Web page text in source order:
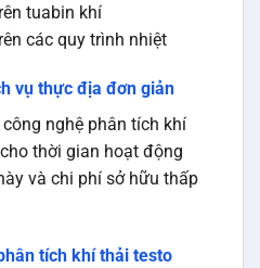
tuabin khí
các quy trình nhiệt
vụ thực địa đơn giản
nghệ phân tích khí
thời gian hoạt động
và chi phí sở hữu thấp
tích khí thải testo